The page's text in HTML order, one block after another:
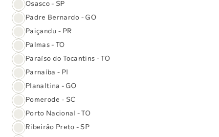
Testosterona Livre
Beta HCG
Comprar
Ir para a Loja Virtual
Osasco - SP
Padre Bernardo - GO
Paiçandu - PR
Palmas - TO
Paraíso do Tocantins - TO
Parnaíba - PI
Planaltina - GO
Pomerode - SC
Porto Nacional - TO
Ribeirão Preto - SP